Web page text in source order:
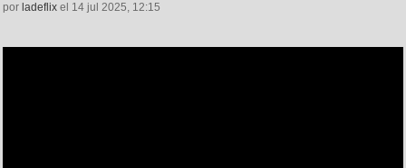
por ladeflix el 14 jul 2025, 12:15